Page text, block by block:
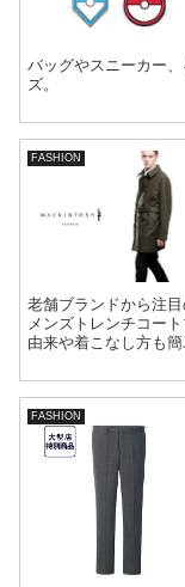
バッグやスニーカー
ズ。
FASHION
老舗ブランドから注
メンズトレンチコー
由来や着こなし方も
FASHION